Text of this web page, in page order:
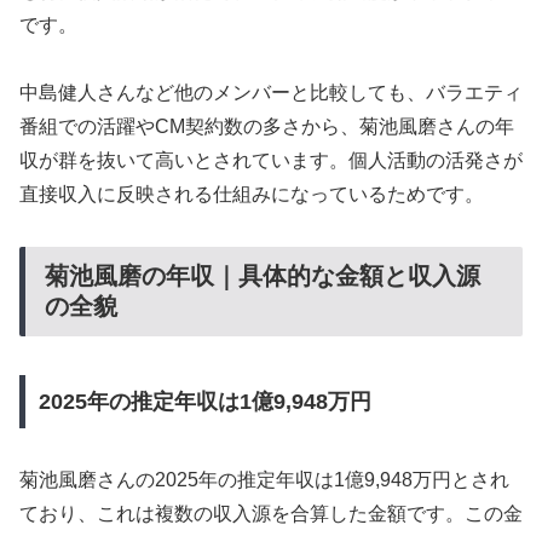
です。
中島健人さんなど他のメンバーと比較しても、バラエティ
番組での活躍やCM契約数の多さから、菊池風磨さんの年
収が群を抜いて高いとされています。個人活動の活発さが
直接収入に反映される仕組みになっているためです。
菊池風磨の年収｜具体的な金額と収入源
の全貌
2025年の推定年収は1億9,948万円
菊池風磨さんの2025年の推定年収は1億9,948万円とされ
ており、これは複数の収入源を合算した金額です。この金